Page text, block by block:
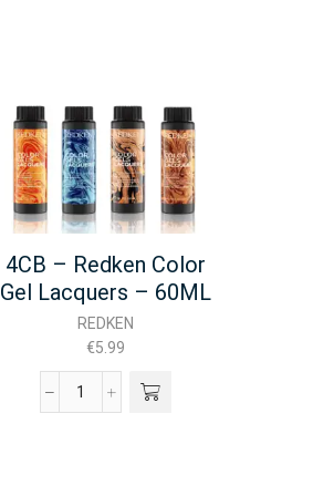
4CB – Redken Color
Gel Lacquers – 60ML
REDKEN
€5.99
4CB